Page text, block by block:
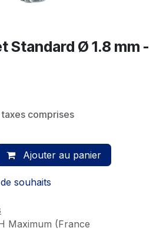
Standard Ø 1.8 mm -
comprises
Ajouter au panier
souhaits
Maximum (France